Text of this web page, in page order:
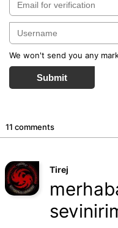
We won't send you any
Submit
11 comments
Tirej